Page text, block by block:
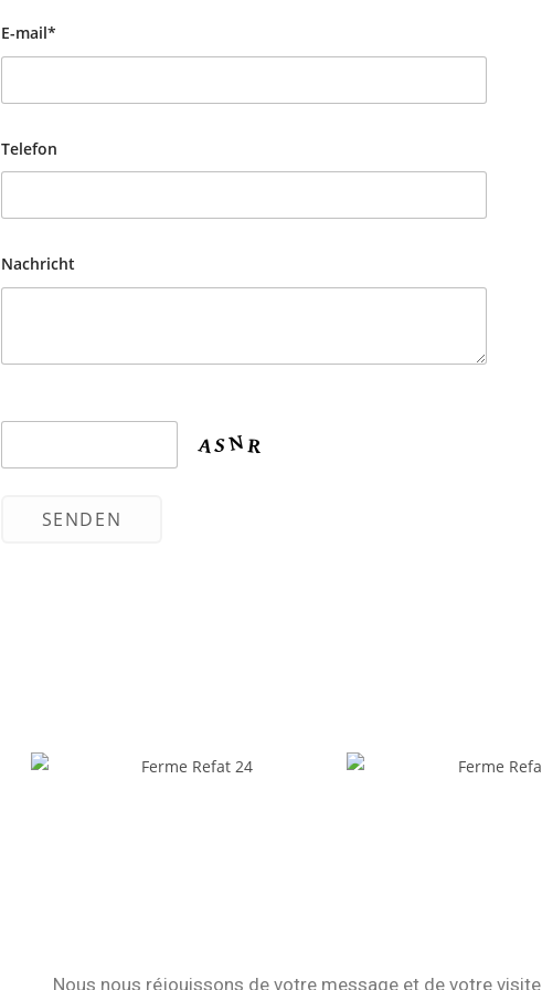
E-mail*
Telefon
Nachricht
Nous nous réjouissons de votre message et de votre visite.